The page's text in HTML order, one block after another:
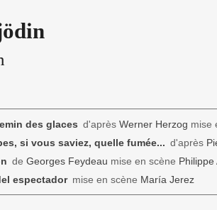
des glaces d'après Werner Herzog mise
si vous saviez, quelle fumée... d'après
de Georges Feydeau mise en scène Philippe
espectadormise en scène María Jerez